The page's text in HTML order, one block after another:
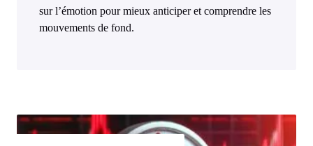
sur l’émotion pour mieux anticiper et comprendre les
mouvements de fond.